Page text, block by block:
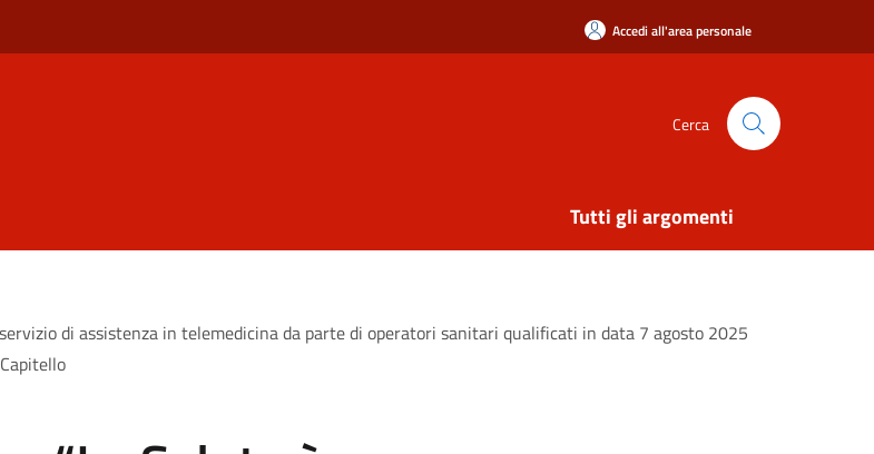
Accedi all'area personale
Cerca
Tutti gli argomenti
di assistenza in telemedicina da parte di operatori sanitari qualificati in data 7 agosto 2025